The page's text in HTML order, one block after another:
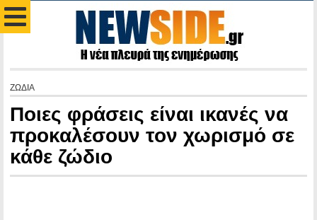
ΖΩΔΙΑ
Ποιες φράσεις είναι ικανές να
προκαλέσουν τον χωρισμό σε
κάθε ζώδιο